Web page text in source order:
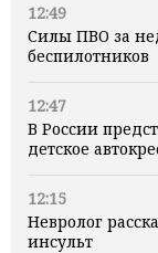
12:49
Силы ПВО за
беспилотников
12:47
В России
детское
12:15
Невролог
инсульт